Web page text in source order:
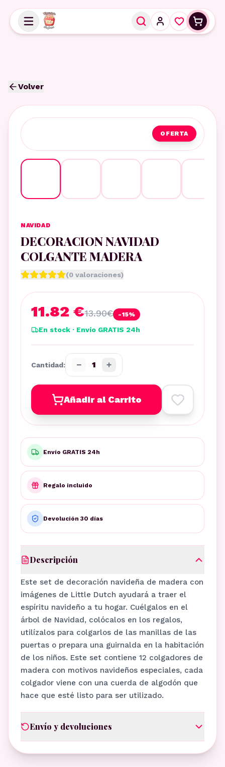
Volver
OFERTA
NAVIDAD
DECORACION NAVIDAD
COLGANTE MADERA
(0 valoraciones)
11.82 €13.90€ -15%
En stock · Envío GRATIS 24h
Cantidad: − 1 +
Añadir al Carrito
Envío GRATIS 24h
Regalo incluido
Devolución 30 días
Descripción
Este set de decoración navideña de madera con
imágenes de Little Dutch ayudará a traer el
espíritu navideño a tu hogar. Cuélgalos en el
árbol de Navidad, colócalos en los regalos,
utilízalos para colgarlos de las manillas de las
puertas o prepara una guirnalda en la habitación
de los niños. Este set contiene 12 colgadores de
madera con motivos navideños especiales, cada
colgador viene con una cuerda de algodón que
hace que esté listo para ser utilizado.
Envío y devoluciones